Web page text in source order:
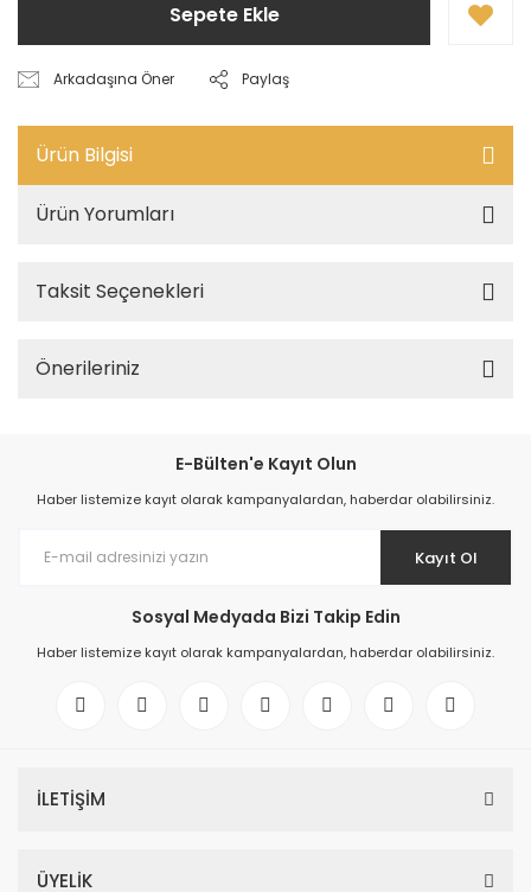
Sepete Ekle
Arkadaşına Öner Paylaş
Ürün Bilgisi
Ürün Yorumları
Taksit Seçenekleri
Önerileriniz
E-Bülten'e Kayıt Olun
Haber listemize kayıt olarak kampanyalardan, haberdar olabilirsiniz.
Kayıt Ol
Sosyal Medyada Bizi Takip Edin
Haber listemize kayıt olarak kampanyalardan, haberdar olabilirsiniz.
İLETİŞİM
ÜYELİK